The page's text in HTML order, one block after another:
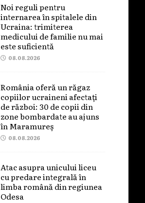
Noi reguli pentru
internarea în spitalele din
Ucraina: trimiterea
medicului de familie nu mai
este suficientă
08.08.2026
România oferă un răgaz
copiilor ucraineni afectați
de război: 30 de copii din
zone bombardate au ajuns
în Maramureș
08.08.2026
Atac asupra unicului liceu
cu predare integrală în
limba română din regiunea
Odesa